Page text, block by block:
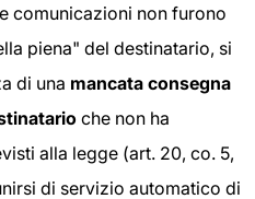
comunicazioni non furono
piena" del destinatario, si
di una mancata consegna
che non ha
alla legge (art. 20, co. 5,
di servizio automatico di